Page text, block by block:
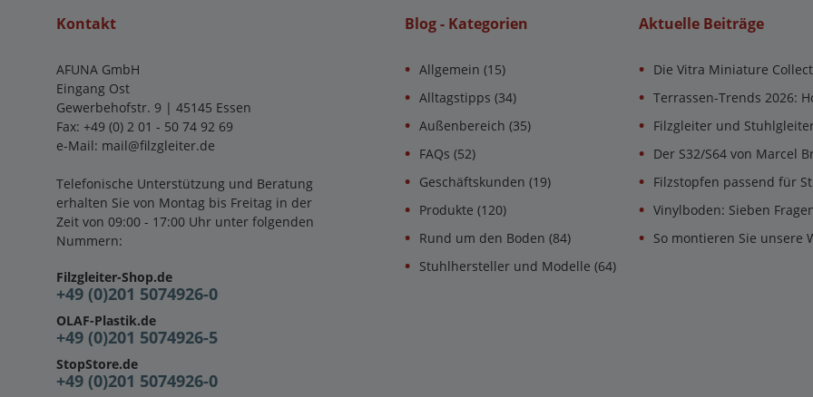
Kontakt
AFUNA GmbH
Eingang Ost
Gewerbehofstr. 9 | 45145 Essen
Fax: +49 (0) 2 01 - 50 74 92 69
e-Mail: mail@filzgleiter.de
Telefonische Unterstützung und Beratung
erhalten Sie von Montag bis Freitag in der
Zeit von 09:00 - 17:00 Uhr unter folgenden
Nummern:
Filzgleiter-Shop.de
+49 (0)201 5074926-0
OLAF-Plastik.de
+49 (0)201 5074926-5
StopStore.de
+49 (0)201 5074926-0
Blog - Kategorien
Allgemein (15)
Alltagstipps (34)
Außenbereich (35)
FAQs (52)
Geschäftskunden (19)
Produkte (120)
Rund um den Boden (84)
Stuhlhersteller und Modelle (64)
Aktuelle Beiträge
Die Vitra Miniature
Terrassen-Trends 2026:
Filzgleiter und
Der S32/S64 von Marcel
Filzstopfen passend für
Vinylboden: Sieben
So montieren Sie unsere